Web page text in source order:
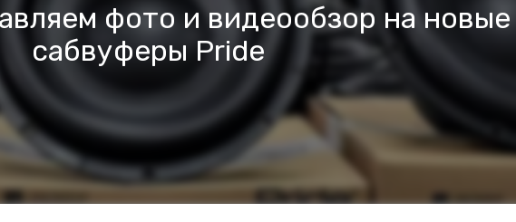
фото и видеообзор на новые
сабвуферы Pride